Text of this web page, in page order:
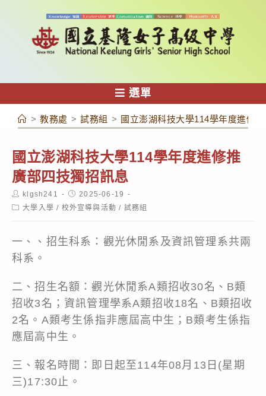
容
選單
> 教務處 > 試務組 > 國立澎湖科技大學114學年度進修
國立澎湖科技大學114學年度進修推
廣部四技獨招訊息
Post
author:
klgsh241
Post
published:
2025-06-19
Post大學入學 / 校外宣導與活動 / 試務組
一、、招生科系：觀光休閒系及資訊管理系共兩
科系。
二、招生名額：觀光休閒系A類招收30名、B類
招收3名；資訊管理學系A類招收18名、B類招收
2名。A類考生係指非應屆高中生；B類考生係指
應屆高中生。
三、報名時間：即日起至114年08月13日(星期
三)17:30止。